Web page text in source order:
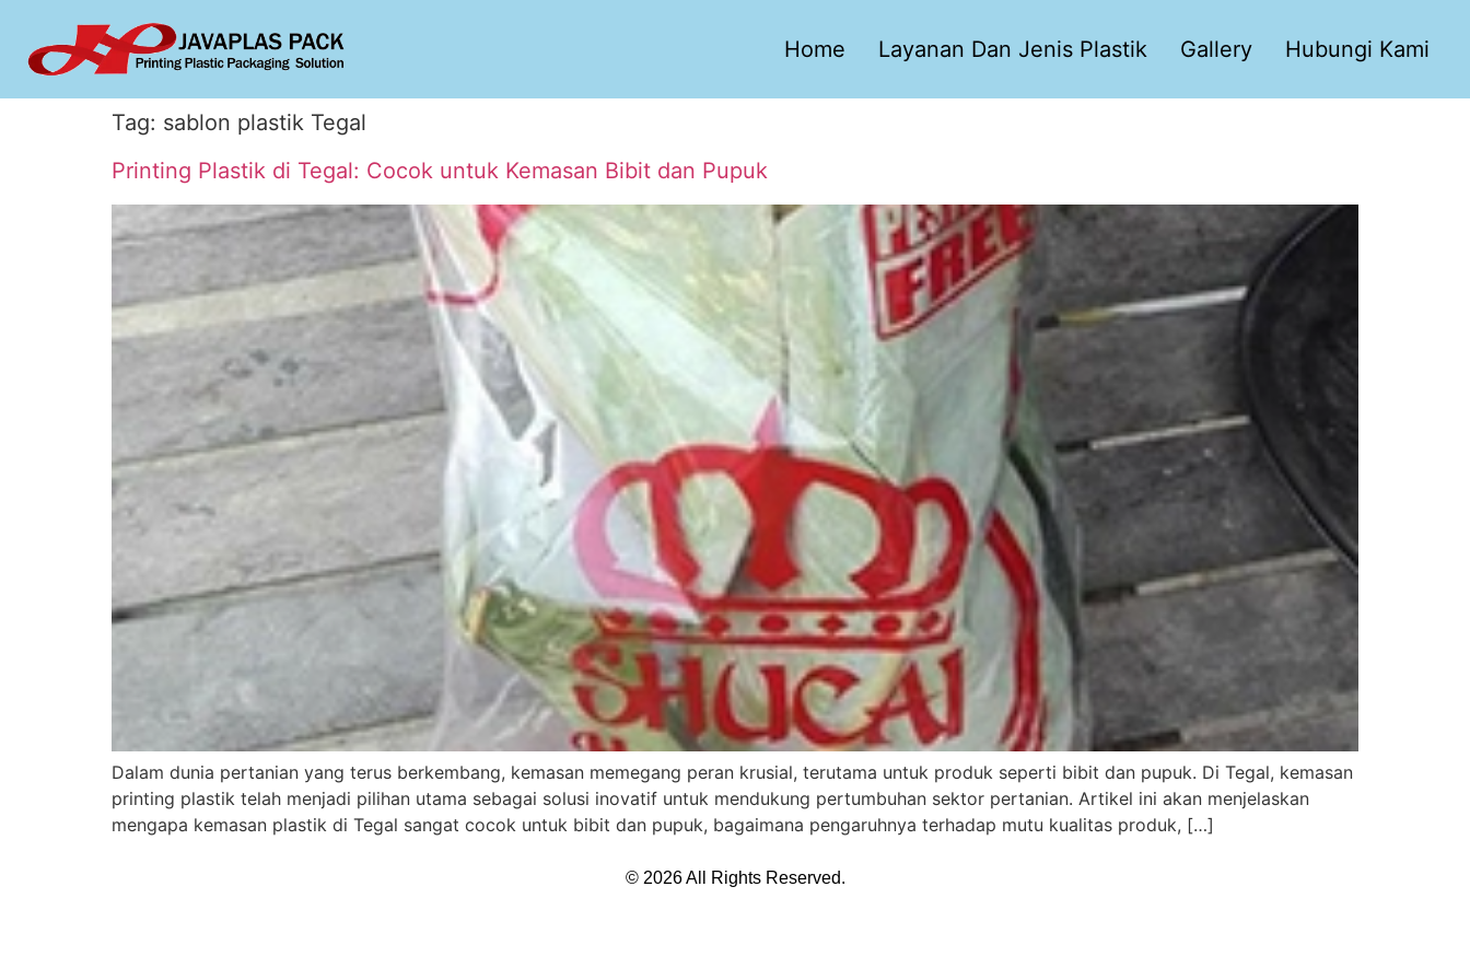
Home Layanan Dan Jenis Plastik Gallery Hubungi Kami
Tag: sablon plastik Tegal
Printing Plastik di Tegal: Cocok untuk Kemasan Bibit dan Pupuk
Dalam dunia pertanian yang terus berkembang, kemasan memegang peran krusial, terutama untuk produk seperti bibit dan pupuk. Di Tegal, kemasan
printing plastik telah menjadi pilihan utama sebagai solusi inovatif untuk mendukung pertumbuhan sektor pertanian. Artikel ini akan menjelaskan
mengapa kemasan plastik di Tegal sangat cocok untuk bibit dan pupuk, bagaimana pengaruhnya terhadap mutu kualitas produk, […]
© 2026 All Rights Reserved.